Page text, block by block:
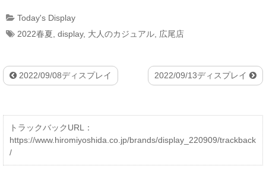
Today's Display
2022春夏, display, 大人のカジュアル, 広尾店
2022/09/08ディスプレイ 2022/09/13ディスプレイ
トラックバックURL：
https://www.hiromiyoshida.co.jp/brands/display_220909/trackback
/